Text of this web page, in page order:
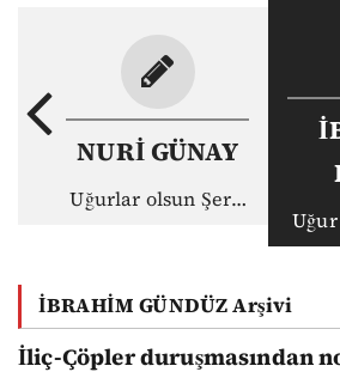
NURİ GÜNAY
Uğurlar olsun Şerif
Uğur
İBRAHİM GÜNDÜZ Arşivi
İliç-Çöpler duruşmasından